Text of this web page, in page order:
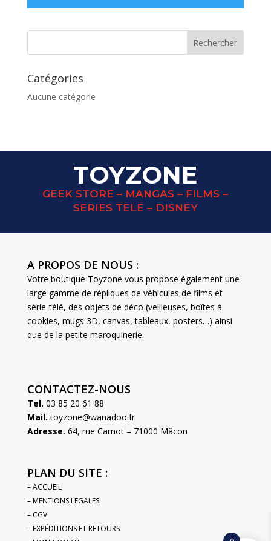
Catégories
Aucune catégorie
TOYZONE
GEEK STORE – MANGAS – FILMS –
SERIES TELE – DISNEY
A PROPOS DE NOUS :
Votre boutique Toyzone vous propose également une
large gamme de répliques de véhicules de films et
série-télé, des objets de déco (veilleuses, boîtes à
cookies, mugs 3D, canvas, tableaux, posters…) ainsi
que de la petite maroquinerie.
CONTACTEZ-NOUS
Tel. 03 85 20 61 88
Mail. toyzone@wanadoo.fr
Adresse. 64, rue Carnot – 71000 Mâcon
PLAN DU SITE :
– ACCUEIL
– MENTIONS LEGALES
– CGV
– EXPÉDITIONS ET RETOURS